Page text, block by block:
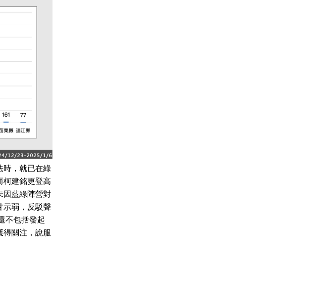
時，就已在綠
柯建銘更登高
因藍綠陣營對
示弱，反駁聲
不包括發起
得關注，說服